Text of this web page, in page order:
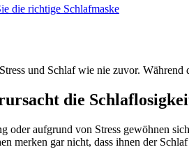
die richtige Schlafmaske
und Schlaf wie nie zuvor.
die
oder aufgrund von Stress gewöhnen
merken gar nicht, dass ihnen der